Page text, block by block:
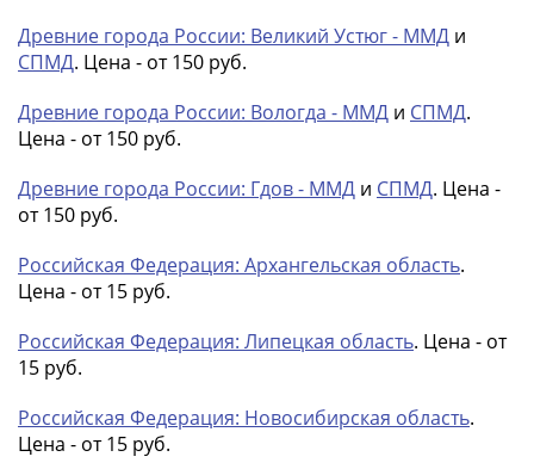
Древние города России: Великий Устюг - ММД и
СПМД. Цена - от 150 руб.
Древние города России: Вологда - ММД и СПМД.
Цена - от 150 руб.
Древние города России: Гдов - ММД и СПМД. Цена -
от 150 руб.
Российская Федерация: Архангельская область.
Цена - от 15 руб.
Российская Федерация: Липецкая область. Цена - от
15 руб.
Российская Федерация: Новосибирская область.
Цена - от 15 руб.